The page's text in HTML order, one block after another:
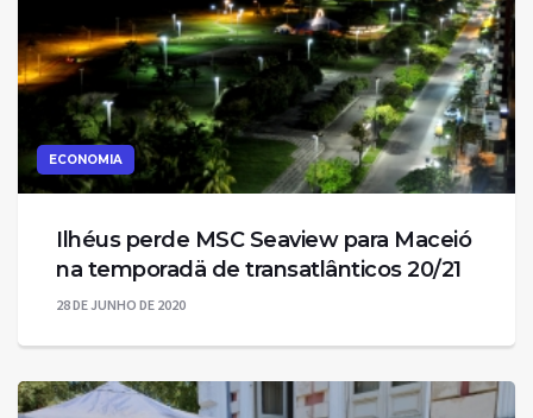
ECONOMIA
Ilhéus perde MSC Seaview para Maceió
na temporadä de transatlânticos 20/21
28 DE JUNHO DE 2020